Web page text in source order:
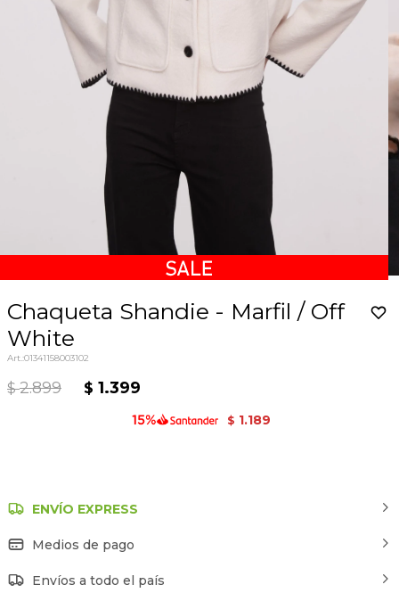
Chaqueta Shandie - Marfil / Off
White
01341158003102
$ 2.899 $ 1.399
$ 1.189
ENVÍO EXPRESS
Medios de pago
Envíos a todo el país